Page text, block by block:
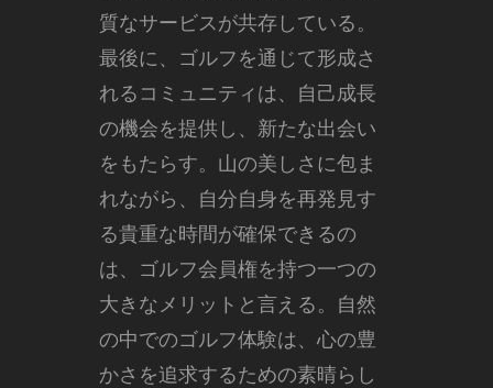
質なサービスが共存している。
最後に、ゴルフを通じて形成さ
れるコミュニティは、自己成長
の機会を提供し、新たな出会い
をもたらす。山の美しさに包ま
れながら、自分自身を再発見す
る貴重な時間が確保できるの
は、ゴルフ会員権を持つ一つの
大きなメリットと言える。自然
の中でのゴルフ体験は、心の豊
かさを追求するための素晴らし